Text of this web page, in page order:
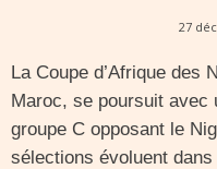
27
La Coupe d’Afrique des
Maroc, se poursuit avec
groupe C opposant le
sélections évoluent dans